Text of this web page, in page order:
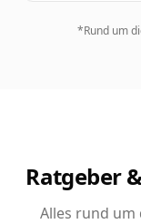
*Rund um
Ratgeber
Alles rund um